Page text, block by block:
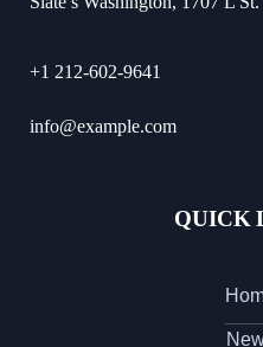
+1 212-602-9641
info@example.com
QUICK